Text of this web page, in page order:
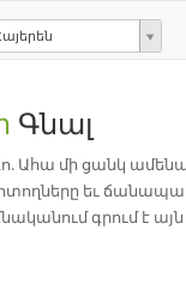
Գնալ
Ահա մի ցանկ
եւ
գրում է